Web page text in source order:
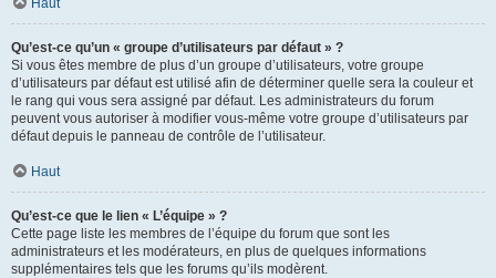
Haut
Qu’est-ce qu’un « groupe d’utilisateurs par défaut » ?
Si vous êtes membre de plus d’un groupe d’utilisateurs, votre groupe
d’utilisateurs par défaut est utilisé afin de déterminer quelle sera la couleur et
le rang qui vous sera assigné par défaut. Les administrateurs du forum
peuvent vous autoriser à modifier vous-même votre groupe d’utilisateurs par
défaut depuis le panneau de contrôle de l’utilisateur.
Haut
Qu’est-ce que le lien « L’équipe » ?
Cette page liste les membres de l’équipe du forum que sont les
administrateurs et les modérateurs, en plus de quelques informations
supplémentaires tels que les forums qu’ils modèrent.